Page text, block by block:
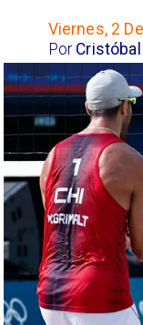
Viernes, 2
Por